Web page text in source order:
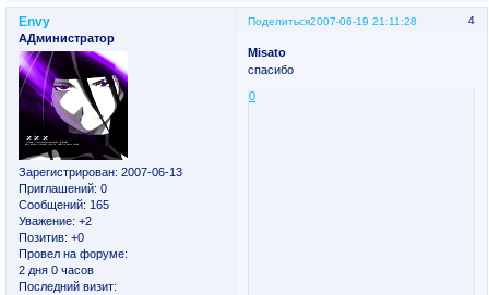
Поделиться 4
2007-06-19 21:11:28
Envy
АДминистратор
Зарегистрирован: 2007-06-13
Приглашений: 0
Сообщений: 165
Уважение: +2
Позитив: +0
Провел на форуме:
2 дня 0 часов
Последний визит:
Misato
спасибо
0